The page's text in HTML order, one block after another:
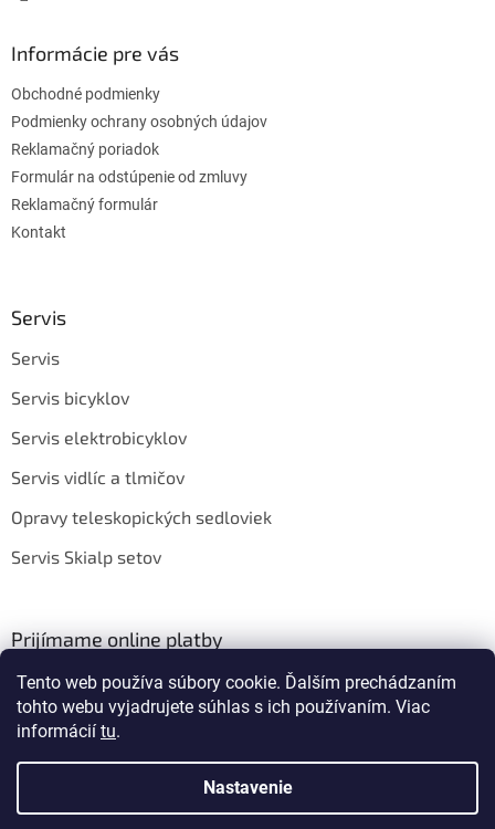
Tento web používa súbory cookie. Ďalším prechádzaním
tohto webu vyjadrujete súhlas s ich používaním. Viac
informácií tu.
Nastavenie
Informácie pre vás
Obchodné podmienky
Podmienky ochrany osobných údajov
Reklamačný poriadok
Formulár na odstúpenie od zmluvy
Reklamačný formulár
Kontakt
Servis
Servis
Servis bicyklov
Servis elektrobicyklov
Servis vidlíc a tlmičov
Opravy teleskopických sedloviek
Servis Skialp setov
Prijímame online platby
Vytvoril Shoptet